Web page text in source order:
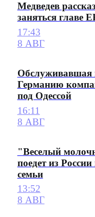
Медведев
заняться главе
17:43
8 АВГ
Обслуживавшая
Германию
под Одессой
16:11
8 АВГ
"Веселый
поедет из
семьи
13:52
8 АВГ